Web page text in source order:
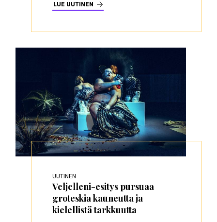
LUE UUTINEN
UUTINEN
Veljelleni-esitys pursuaa
groteskia kauneutta ja
kielellistä tarkkuutta